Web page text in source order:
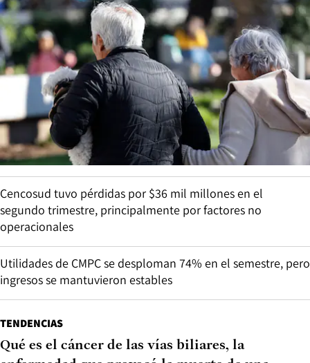
Cencosud tuvo pérdidas por $36 mil millones en el
segundo trimestre, principalmente por factores no
operacionales
Utilidades de CMPC se desploman 74% en el semestre, pero
ingresos se mantuvieron estables
TENDENCIAS
Qué es el cáncer de las vías biliares, la